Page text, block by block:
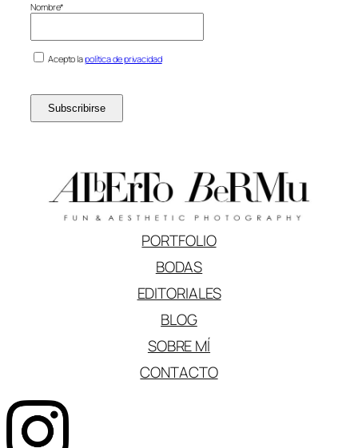
Nombre*
Acepto lapolítica de privacidad
PORTFOLIO
BODAS
EDITORIALES
BLOG
SOBRE MÍ
CONTACTO